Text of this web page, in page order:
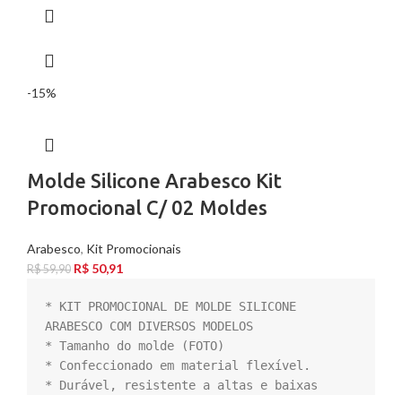
-15%
Molde Silicone Arabesco Kit
Promocional C/ 02 Moldes
Arabesco, Kit Promocionais
R$59,90 R$ 50,91
* KIT PROMOCIONAL DE MOLDE SILICONE
ARABESCO COM DIVERSOS MODELOS
* Tamanho do molde (FOTO)
* Confeccionado em material flexível.
* Durável, resistente a altas e baixas